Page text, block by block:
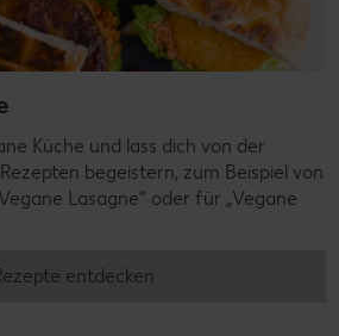
Küche und lass dich von der
begeistern, zum Beispiel von
Lasagne“ oder für „Vegane
entdecken